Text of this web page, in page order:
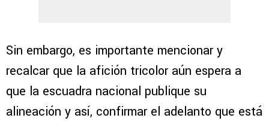
Sin embargo, es importante mencionar y
recalcar que la afición tricolor aún espera a
que la escuadra nacional publique su
alineación y así, confirmar el adelanto que está